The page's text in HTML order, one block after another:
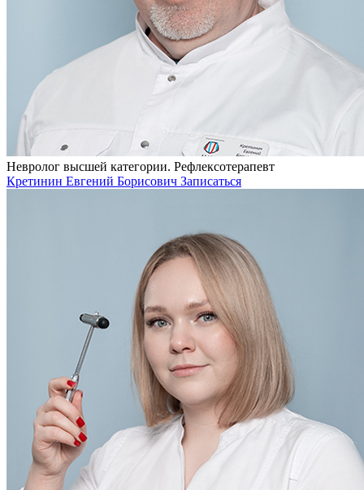
Невролог высшей категории. Рефлексотерапевт
Кретинин Евгений Борисович Записаться